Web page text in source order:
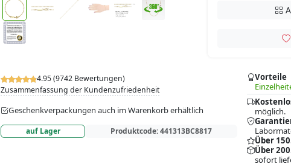
4.95 (9742 Bewertungen)
Zusammenfassung der Kundenzufriedenheit
Geschenkverpackungen auch im Warenkorb erhältlich
auf Lager Produktcode:441313BC8817
Vorteile
möglich.
Über
Über
sofort